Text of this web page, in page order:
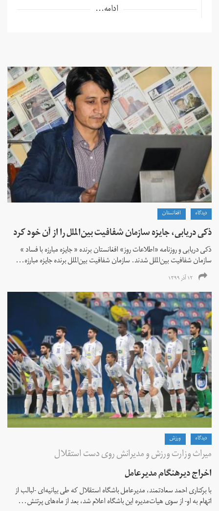
ادامه...
دیدگاه افغانستان
ذکی دریابی، جایزه سازمان شفافیت بین‌الملل را از آن خود کرد
ذکی دریابی و روزنامه «اطلاعات‌ روز» افغانستان برنده « جایزه مبارزه با فساد »
سازمان شفافیت بین‌الملل شدند. سازمان شفافیت بین‌الملل برنده جایزه مبارزه...
۱۲ آذر ۱۳۹۹
دیدگاه ورزش
میراث وزارت ورزش و مدیرانش روی دست استقلال
اخراج دیرهنگام مدیرعامل
با برکناری احمد سعادتمند، مدیرعامل باشگاه استقلال که طی بیانیه‌ای -لبالب از
اتهام به او- از سوی هیات‌مدیره این باشگاه اعلام شد، بعد از ماه‌های پرتنش...